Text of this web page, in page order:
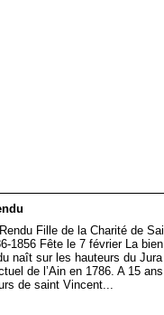
Fille de la Charité de Sai
1856 Fête le 7 février La bien
naît sur les hauteurs du Jura
de l’Ain en 1786. A 15 ans
de saint Vincent...